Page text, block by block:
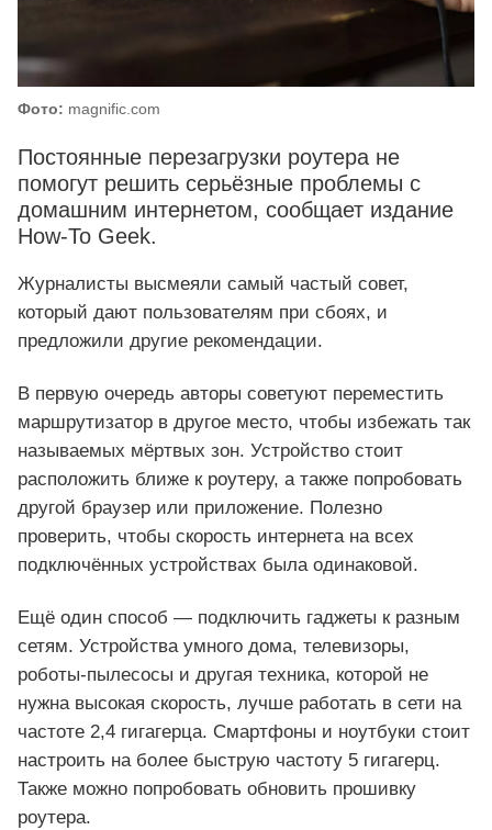
Фото: magnific.com
Постоянные перезагрузки роутера не
помогут решить серьёзные проблемы с
домашним интернетом, сообщает издание
How‑To Geek.
Журналисты высмеяли самый частый совет,
который дают пользователям при сбоях, и
предложили другие рекомендации.
В первую очередь авторы советуют переместить
маршрутизатор в другое место, чтобы избежать так
называемых мёртвых зон. Устройство стоит
расположить ближе к роутеру, а также попробовать
другой браузер или приложение. Полезно
проверить, чтобы скорость интернета на всех
подключённых устройствах была одинаковой.
Ещё один способ — подключить гаджеты к разным
сетям. Устройства умного дома, телевизоры,
роботы‑пылесосы и другая техника, которой не
нужна высокая скорость, лучше работать в сети на
частоте 2,4 гигагерца. Смартфоны и ноутбуки стоит
настроить на более быструю частоту 5 гигагерц.
Также можно попробовать обновить прошивку
роутера.